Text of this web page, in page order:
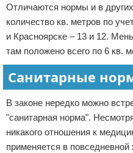
Отличаются нормы и в
количество кв. метров по
и Красноярске – 13 и 12.
там положено всего по 6 кв.
Санитарные
В законе нередко можно
"санитарная норма".
никакого отношения к
применяется в